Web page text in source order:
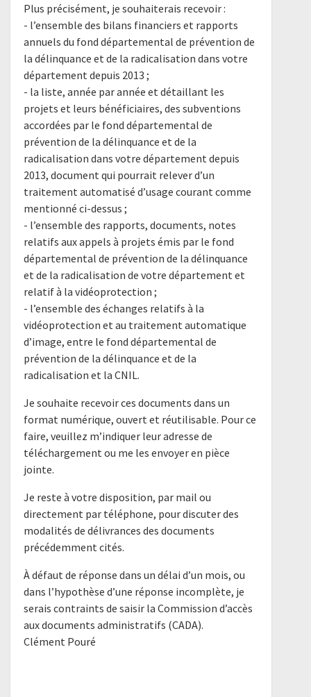
Plus précisément, je souhaiterais recevoir :
- l’ensemble des bilans financiers et rapports
annuels du fond départemental de prévention de
la délinquance et de la radicalisation dans votre
département depuis 2013 ;
- la liste, année par année et détaillant les
projets et leurs bénéficiaires, des subventions
accordées par le fond départemental de
prévention de la délinquance et de la
radicalisation dans votre département depuis
2013, document qui pourrait relever d’un
traitement automatisé d’usage courant comme
mentionné ci-dessus ;
- l’ensemble des rapports, documents, notes
relatifs aux appels à projets émis par le fond
départemental de prévention de la délinquance
et de la radicalisation de votre département et
relatif à la vidéoprotection ;
- l’ensemble des échanges relatifs à la
vidéoprotection et au traitement automatique
d’image, entre le fond départemental de
prévention de la délinquance et de la
radicalisation et la CNIL.
Je souhaite recevoir ces documents dans un
format numérique, ouvert et réutilisable. Pour ce
faire, veuillez m’indiquer leur adresse de
téléchargement ou me les envoyer en pièce
jointe.
Je reste à votre disposition, par mail ou
directement par téléphone, pour discuter des
modalités de délivrances des documents
précédemment cités.
À défaut de réponse dans un délai d’un mois, ou
dans l’hypothèse d’une réponse incomplète, je
serais contraints de saisir la Commission d’accès
aux documents administratifs (CADA).
Clément Pouré